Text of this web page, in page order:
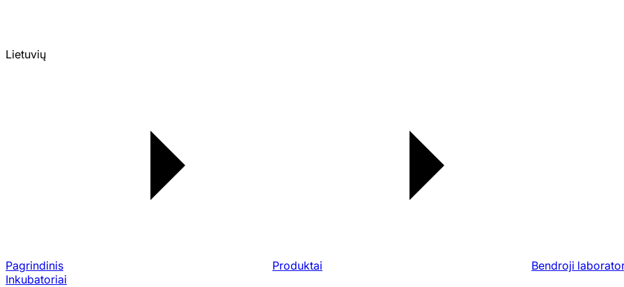
Lietuvių
Pagrindinis Produktai
Bendroji
Inkubatoriai